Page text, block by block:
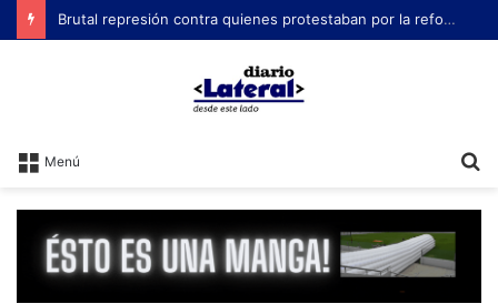
Brutal represión contra quienes protestaban por la reforma laboral de Milei
Menú